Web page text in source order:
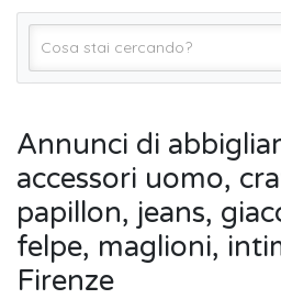
Firenze
Cerca
Annunci di
accessori uomo,
papillon, jeans,
felpe, maglioni,
Firenze